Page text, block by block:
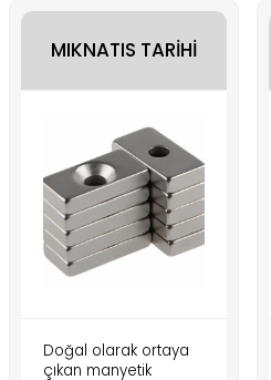
MIKNATIS TARİHİ
Doğal olarak ortaya
çıkan manyetik